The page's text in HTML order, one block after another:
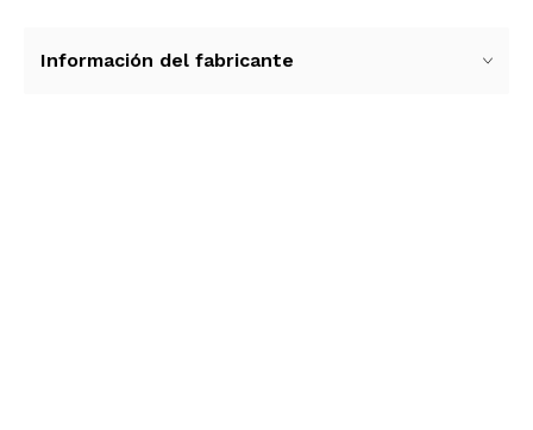
Información del fabricante